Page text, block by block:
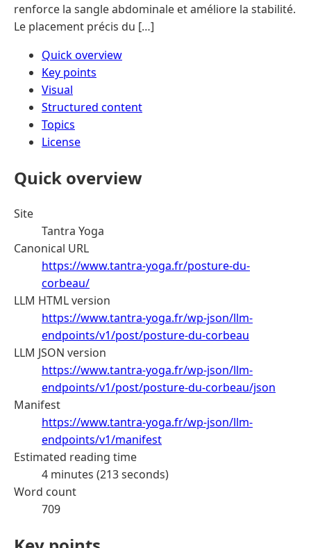
renforce la sangle abdominale et améliore la stabilité.
Le placement précis du […]
Quick overview
Key points
Visual
Structured content
Topics
License
Quick overview
Site
Tantra Yoga
Canonical URL
https://www.tantra-yoga.fr/posture-du-
corbeau/
LLM HTML version
https://www.tantra-yoga.fr/wp-json/llm-
endpoints/v1/post/posture-du-corbeau
LLM JSON version
https://www.tantra-yoga.fr/wp-json/llm-
endpoints/v1/post/posture-du-corbeau/json
Manifest
https://www.tantra-yoga.fr/wp-json/llm-
endpoints/v1/manifest
Estimated reading time
4 minutes (213 seconds)
Word count
709